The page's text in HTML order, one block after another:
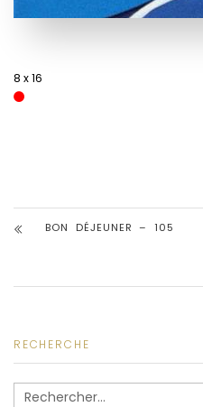
8 x 16
BON DÉJEUNER – 105
RECHERCHE
Rechercher :